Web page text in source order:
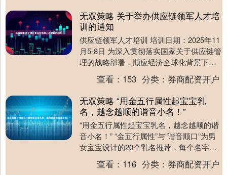
无双策略 关于举办供应链领军人才培
训的通知
供应链领军人才培训 培训日期：2025年11
月5-8日 为深入贯彻落实国家关于供应链管
理的战略部署，顺应经济全球化背景下对
高层次供应链人才的迫切需求，中国物流
查看： 153 分类： 券商配资开户
无双策略 “用金五行属性起宝宝乳
名，越念越顺的谐音小名！”
“用金五行属性起宝宝乳名，越念越顺的谐
音小名！” “金五行属性”与“谐音顺口”为男
女宝宝设计的20个乳名推荐，每个名字均
附上寓意解析和五行关联： 男宝宝乳名
（1....查看： 116 分类： 券商配资开户